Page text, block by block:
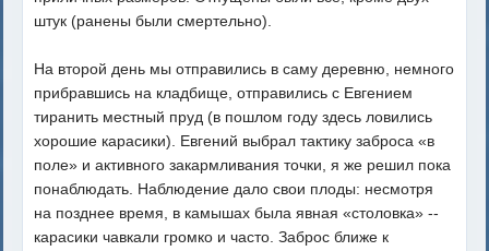
штук (ранены были смертельно).
На второй день мы отправились в саму деревню, немного
прибравшись на кладбище, отправились с Евгением
тиранить местный пруд (в пошлом году здесь ловились
хорошие карасики). Евгений выбрал тактику заброса «в
поле» и активного закармливания точки, я же решил пока
понаблюдать. Наблюдение дало свои плоды: несмотря
на позднее время, в камышах была явная «столовка» --
карасики чавкали громко и часто. Заброс ближе к